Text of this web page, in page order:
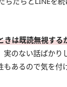
きは既読無視する
実のない話ばかり
あるので気を付